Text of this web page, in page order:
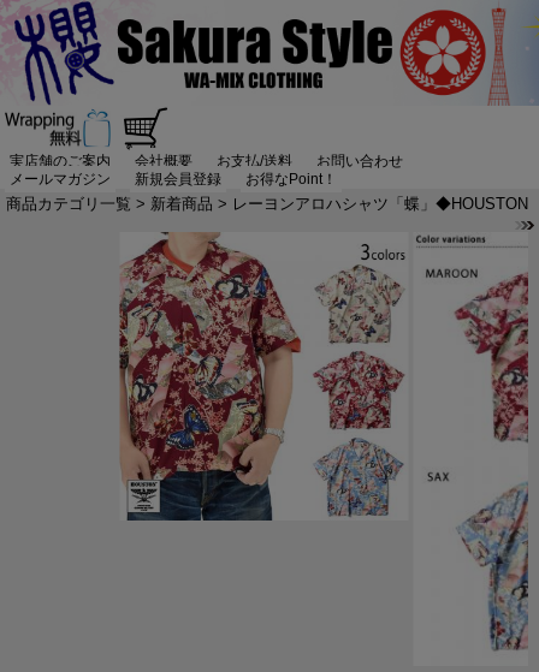
実店舗のご案内 会社概要 お支払/送料
お問い合わせ
メールマガジン
新規会員登録 お得なPoint！
商品カテゴリ一覧 > 新着商品 > レーヨンアロハシャツ「蝶」◆HOUSTON